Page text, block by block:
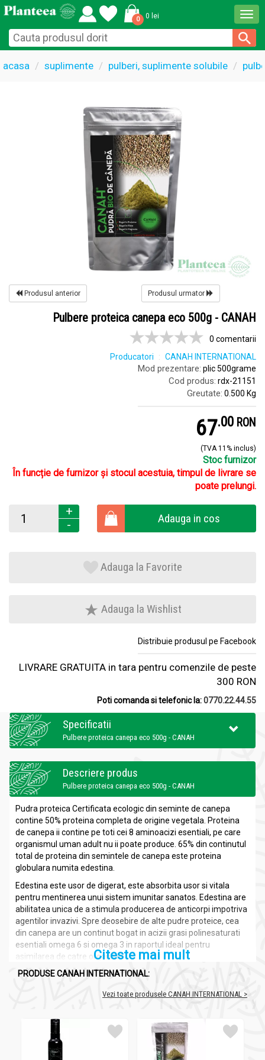
0 0 lei
acasa suplimente pulberi, suplimente solubile
Produsul anterior Produsul urmator
Pulbere proteica canepa eco 500g - CANAH
0 comentarii
Producatori
CANAH INTERNATIONAL
Mod prezentare: plic 500grame
Cod produs: rdx-21151
Greutate: 0.500 Kg
67.0 RON
(TVA 11% inclus)
Stoc furnizor
În funcție de furnizor și stocul acestuia, timpul de livrare se
poate prelungi.
+
-
Adauga in cos
Adauga la Favorite
Adauga la Wishlist
Distribuie produsul pe Facebook
LIVRARE GRATUITA in tara pentru comenzile de peste
300 RON
Poti comanda si telefonic la:0770.22.44.55
Specificatii
Pulbere proteica canepa eco 500g - CANAH
Descriere produs
Pulbere proteica canepa eco 500g - CANAH
Pudra proteica Certificata ecologic din seminte de canepa
contine 50% proteina completa de origine vegetala. Proteina
de canepa ii contine pe toti cei 8 aminoacizi esentiali, pe care
organismul uman adult nu ii poate produce. 65% din continutul
total de proteina din semintele de canepa este proteina
globulara numita edestina.
Edestina este usor de digerat, este absorbita usor si vitala
pentru mentinerea unui sistem imunitar sanatos. Edestina are
abilitatea unica de a stimula producerea de anticorpi impotriva
agentilor invazivi. Spre deosebire de alte pudre proteice, cea
din canepa are un continut bogat in acizii grasi polinesaturati
esentiali omega 6 si omega 3 in raportul ideal pentru
asimilarea de catre organism.
Compozitie
Pudra proteica din seminte de canepa Naturala
Citeste mai mult
PRODUSE CANAH INTERNATIONAL:
Vezi toate produsele CANAH INTERNATIONAL >